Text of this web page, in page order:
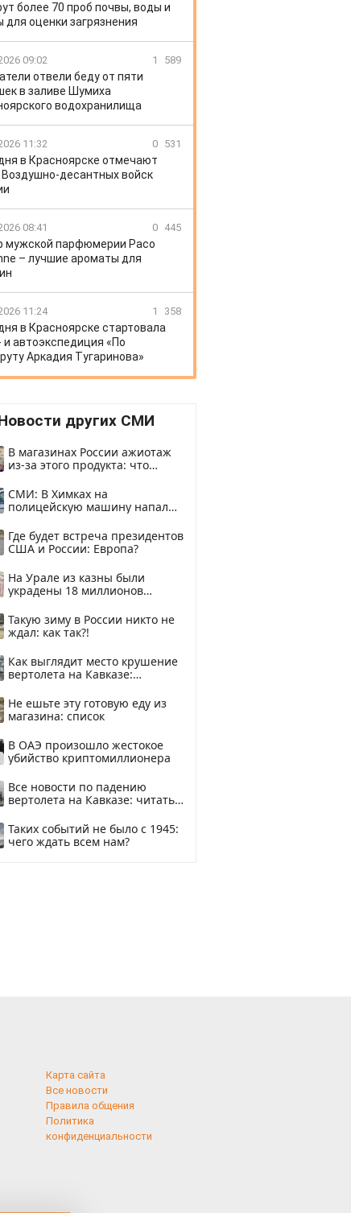
более 70 проб почвы, воды и
для оценки загрязнения
09:02 1 589
отвели беду от пяти
в заливе Шумиха
водохранилища
11:32 0 531
в Красноярске отмечают
десантных войск
08:41 0 445
мужской парфюмерии Paco
– лучшие ароматы для
11:24 1 358
в Красноярске стартовала
и автоэкспедиция «По
Аркадия Тугаринова»
других СМИ
В магазинах России ажиотаж
из-за этого продукта: что
СМИ: В Химках на
полицейскую машину напали
Где будет встреча президентов
США и России: Европа?
На Урале из казны были
украдены 18 миллионов
Такую зиму в России никто не
ждал: как так?!
Как выглядит место крушение
вертолета на Кавказе:
Не ешьте эту готовую еду из
магазина: список
В ОАЭ произошло жестокое
убийство криптомиллионера
Все новости по падению
вертолета на Кавказе: читать
Таких событий не было с 1945:
чего ждать всем нам?
Карта сайта
Все новости
Правила общения
Политика
конфиденциальности